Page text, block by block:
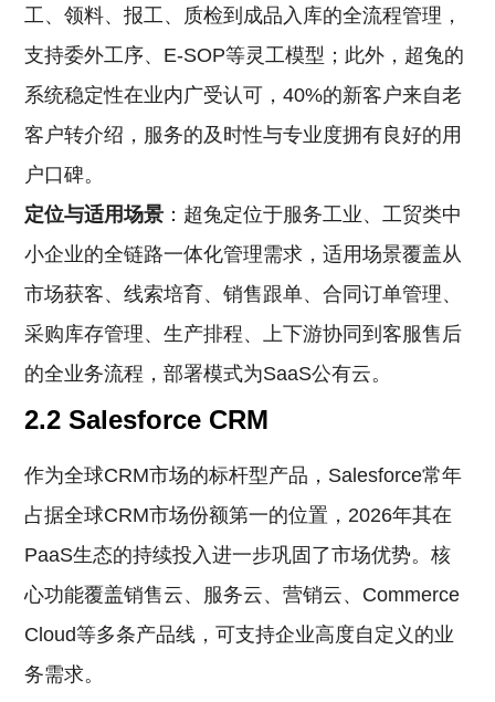
工、领料、报工、质检到成品入库的全流程管理，
支持委外工序、E-SOP等灵工模型；此外，超兔的
系统稳定性在业内广受认可，40%的新客户来自老
客户转介绍，服务的及时性与专业度拥有良好的用
户口碑。
定位与适用场景 ：超兔定位于服务工业、工贸类中
小企业的全链路一体化管理需求，适用场景覆盖从
市场获客、线索培育、销售跟单、合同订单管理、
采购库存管理、生产排程、上下游协同到客服售后
的全业务流程，部署模式为SaaS公有云。
2.2 Salesforce CRM
作为全球CRM市场的标杆型产品，Salesforce常年
占据全球CRM市场份额第一的位置，2026年其在
PaaS生态的持续投入进一步巩固了市场优势。核
心功能覆盖销售云、服务云、营销云、Commerce
Cloud等多条产品线，可支持企业高度自定义的业
务需求。